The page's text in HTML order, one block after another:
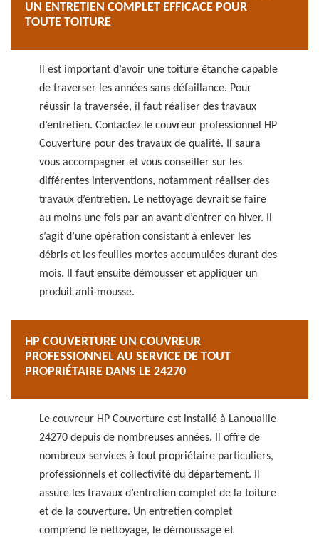
UN ENTRETIEN COMPLET EFFICACE POUR
TOUTE TOITURE
Il est important d’avoir une toiture étanche capable
de traverser les années sans défaillance. Pour
réussir la traversée, il faut réaliser des travaux
d’entretien. Contactez le couvreur professionnel HP
Couverture pour des travaux de qualité. Il saura
vous accompagner et vous conseiller sur les
différentes interventions, notamment réaliser des
travaux d’entretien. Le nettoyage devrait se faire
au moins une fois par an avant d’entrer en hiver. Il
s’agit d’une opération consistant à enlever les
débris et les feuilles mortes accumulées durant des
mois. Il faut ensuite démousser et appliquer un
produit anti-mousse.
HP COUVERTURE UN COUVREUR
PROFESSIONNEL AU SERVICE DE TOUT
PROPRIÉTAIRE DANS LE 24270
Le couvreur HP Couverture est installé à Lanouaille
24270 depuis de nombreuses années. Il offre de
nombreux services à tout propriétaire particuliers,
professionnels et collectivité du département. Il
assure les travaux d’entretien complet de la toiture
et de la couverture. Un entretien complet
comprend le nettoyage, le démoussage et